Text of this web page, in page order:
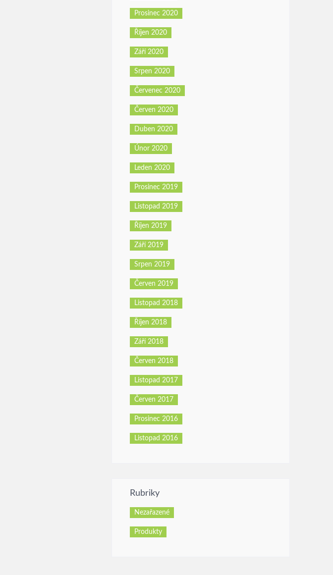
Prosinec 2020
Říjen 2020
Září 2020
Srpen 2020
Červenec 2020
Červen 2020
Duben 2020
Únor 2020
Leden 2020
Prosinec 2019
Listopad 2019
Říjen 2019
Září 2019
Srpen 2019
Červen 2019
Listopad 2018
Říjen 2018
Září 2018
Červen 2018
Listopad 2017
Červen 2017
Prosinec 2016
Listopad 2016
Rubriky
Nezařazené
Produkty